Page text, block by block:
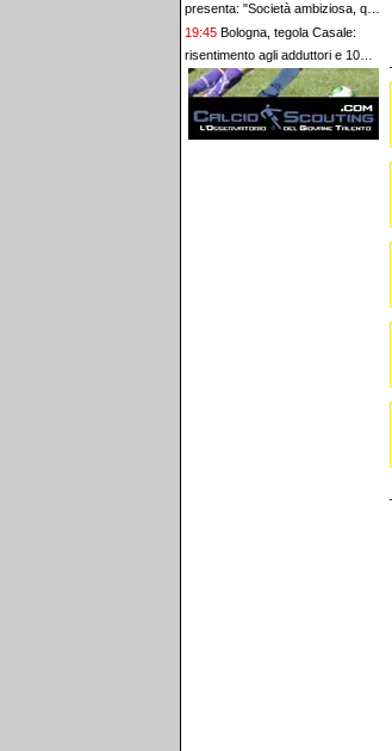
presenta: "Società ambiziosa, qui
per fare cose importanti"
19:45 Bologna, tegola Casale:
risentimento agli adduttori e 10
giorni di allenamenti differenziati